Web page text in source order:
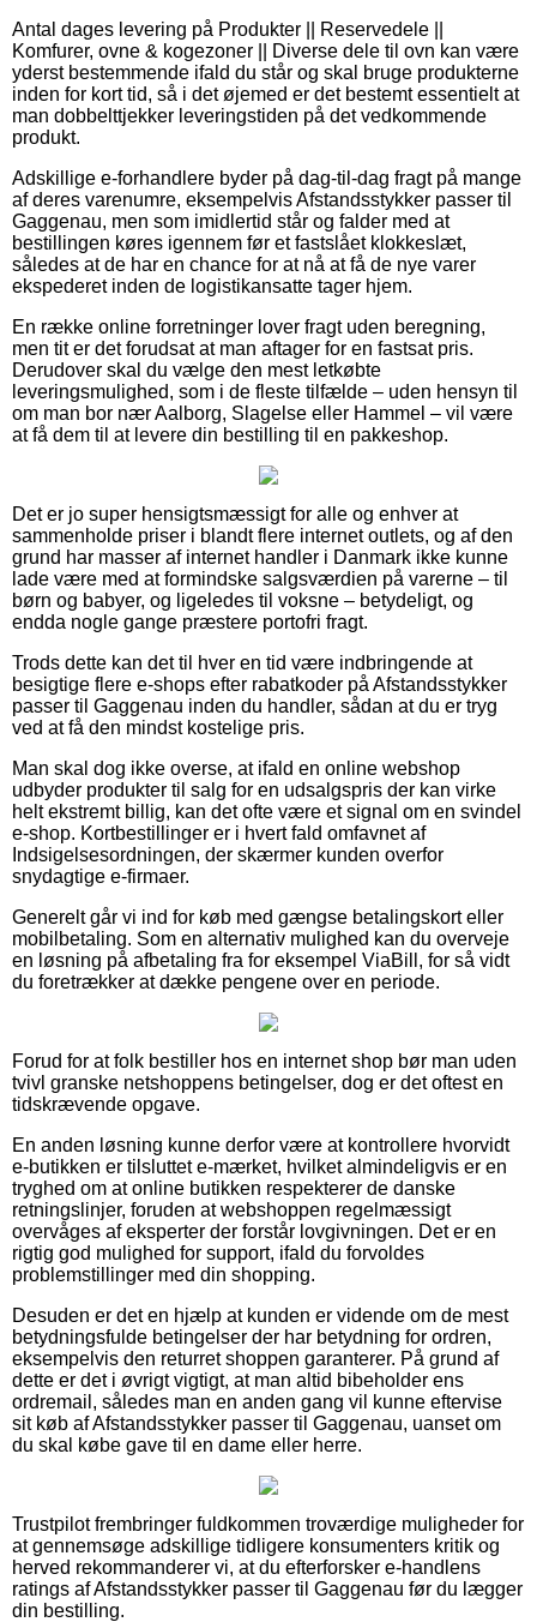
Antal dages levering på Produkter || Reservedele ||
Komfurer, ovne & kogezoner || Diverse dele til ovn kan være
yderst bestemmende ifald du står og skal bruge produkterne
inden for kort tid, så i det øjemed er det bestemt essentielt at
man dobbelttjekker leveringstiden på det vedkommende
produkt.
Adskillige e-forhandlere byder på dag-til-dag fragt på mange
af deres varenumre, eksempelvis Afstandsstykker passer til
Gaggenau, men som imidlertid står og falder med at
bestillingen køres igennem før et fastslået klokkeslæt,
således at de har en chance for at nå at få de nye varer
ekspederet inden de logistikansatte tager hjem.
En række online forretninger lover fragt uden beregning,
men tit er det forudsat at man aftager for en fastsat pris.
Derudover skal du vælge den mest letkøbte
leveringsmulighed, som i de fleste tilfælde – uden hensyn til
om man bor nær Aalborg, Slagelse eller Hammel – vil være
at få dem til at levere din bestilling til en pakkeshop.
Det er jo super hensigtsmæssigt for alle og enhver at
sammenholde priser i blandt flere internet outlets, og af den
grund har masser af internet handler i Danmark ikke kunne
lade være med at formindske salgsværdien på varerne – til
børn og babyer, og ligeledes til voksne – betydeligt, og
endda nogle gange præstere portofri fragt.
Trods dette kan det til hver en tid være indbringende at
besigtige flere e-shops efter rabatkoder på Afstandsstykker
passer til Gaggenau inden du handler, sådan at du er tryg
ved at få den mindst kostelige pris.
Man skal dog ikke overse, at ifald en online webshop
udbyder produkter til salg for en udsalgspris der kan virke
helt ekstremt billig, kan det ofte være et signal om en svindel
e-shop. Kortbestillinger er i hvert fald omfavnet af
Indsigelsesordningen, der skærmer kunden overfor
snydagtige e-firmaer.
Generelt går vi ind for køb med gængse betalingskort eller
mobilbetaling. Som en alternativ mulighed kan du overveje
en løsning på afbetaling fra for eksempel ViaBill, for så vidt
du foretrækker at dække pengene over en periode.
Forud for at folk bestiller hos en internet shop bør man uden
tvivl granske netshoppens betingelser, dog er det oftest en
tidskrævende opgave.
En anden løsning kunne derfor være at kontrollere hvorvidt
e-butikken er tilsluttet e-mærket, hvilket almindeligvis er en
tryghed om at online butikken respekterer de danske
retningslinjer, foruden at webshoppen regelmæssigt
overvåges af eksperter der forstår lovgivningen. Det er en
rigtig god mulighed for support, ifald du forvoldes
problemstillinger med din shopping.
Desuden er det en hjælp at kunden er vidende om de mest
betydningsfulde betingelser der har betydning for ordren,
eksempelvis den returret shoppen garanterer. På grund af
dette er det i øvrigt vigtigt, at man altid bibeholder ens
ordremail, således man en anden gang vil kunne eftervise
sit køb af Afstandsstykker passer til Gaggenau, uanset om
du skal købe gave til en dame eller herre.
Trustpilot frembringer fuldkommen troværdige muligheder for
at gennemsøge adskillige tidligere konsumenters kritik og
herved rekommanderer vi, at du efterforsker e-handlens
ratings af Afstandsstykker passer til Gaggenau før du lægger
din bestilling.